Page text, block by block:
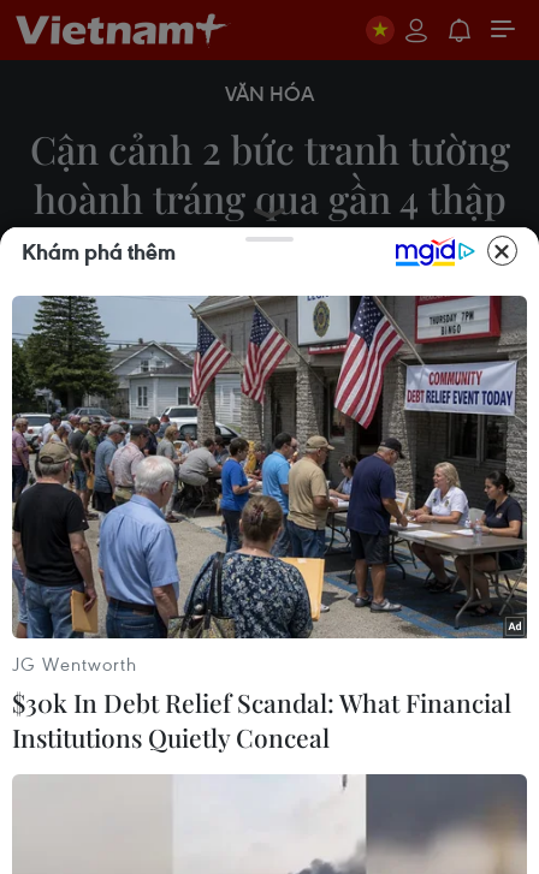
VĂN HÓA
Cận cảnh 2 bức tranh tường
hoành tráng qua gần 4 thập
kỷ ở Hà Nội
18/11/2019 09:10
Thành phố Hà Nội dự kiến sẽ di dời nguyên trạng
công trình ra khỏi khu vực giải tỏa, tìm địa điểm
đặt và trưng bày nhằm lưu giữ một phần ký ức Hà
Nội cách đây gần 4 thập kỷ.
Hoàn thành vào đầu những năm 80 của thế kỷ trước, hai bức
Khám phá thêm
JG Wentworth
$30k In Debt Relief Scandal: What Financial
Institutions Quietly Conceal